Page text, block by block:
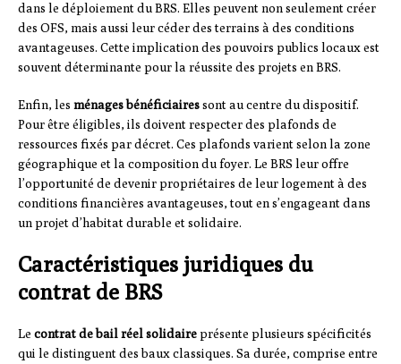
dans le déploiement du BRS. Elles peuvent non seulement créer
des OFS, mais aussi leur céder des terrains à des conditions
avantageuses. Cette implication des pouvoirs publics locaux est
souvent déterminante pour la réussite des projets en BRS.
Enfin, les ménages bénéficiairessont au centre du dispositif.
Pour être éligibles, ils doivent respecter des plafonds de
ressources fixés par décret. Ces plafonds varient selon la zone
géographique et la composition du foyer. Le BRS leur offre
l’opportunité de devenir propriétaires de leur logement à des
conditions financières avantageuses, tout en s’engageant dans
un projet d’habitat durable et solidaire.
Caractéristiques juridiques du
contrat de BRS
Le contrat de bail réel solidaireprésente plusieurs spécificités
qui le distinguent des baux classiques. Sa durée, comprise entre